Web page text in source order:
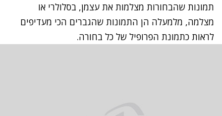
תמונות שהבחורות מצלמות את עצמן, בסלולרי או
מצלמה, מלמעלה הן התמונות שהגברים הכי מעדיפים
לראות כתמונת הפרופיל של כל בחורה.